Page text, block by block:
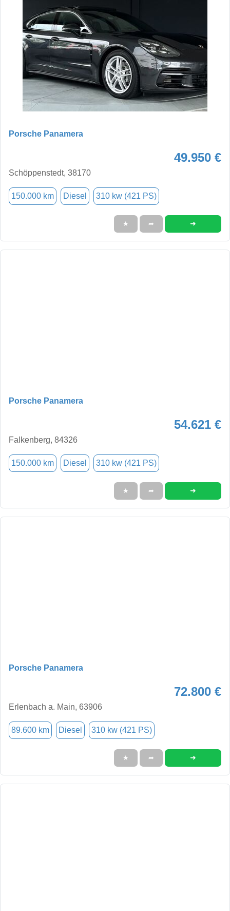
Porsche Panamera
49.950 €
Schöppenstedt, 38170
150.000 km Diesel 310 kw (421 PS)
★ ➦ ➜
Porsche Panamera
54.621 €
Falkenberg, 84326
150.000 km Diesel 310 kw (421 PS)
★ ➦ ➜
Porsche Panamera
72.800 €
Erlenbach a. Main, 63906
89.600 km Diesel 310 kw (421 PS)
★ ➦ ➜